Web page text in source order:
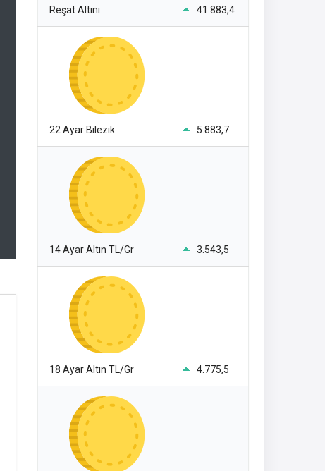
Reşat Altını 41.883,4
22 Ayar Bilezik 5.883,7
14 Ayar Altın TL/Gr 3.543,5
18 Ayar Altın TL/Gr 4.775,5